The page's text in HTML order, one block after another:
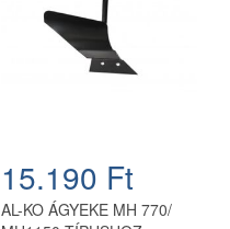
15.190 Ft
AL-KO ÁGYEKE MH 770/